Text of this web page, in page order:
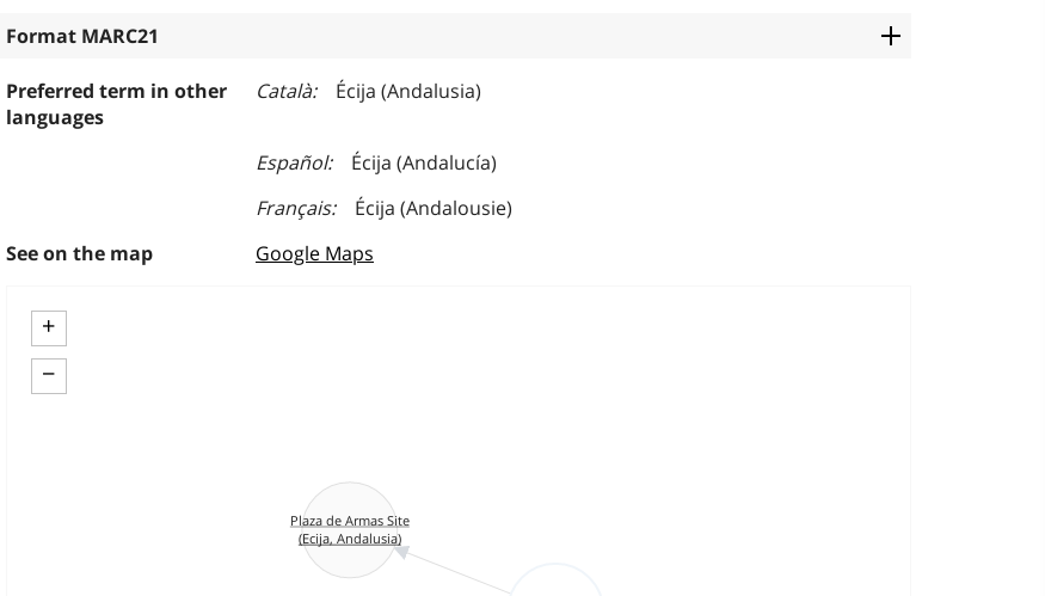
Format MARC21
Preferred term in other
languages
Català Écija (Andalusia)
Español
Écija (Andalucía)
Français
Écija (Andalousie)
See on the map
Google Maps
+
−
Plaza de Armas Site
(Ecija, Andalusia)